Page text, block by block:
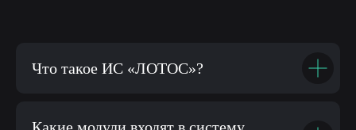
Что такое ИС «ЛОТОС»?